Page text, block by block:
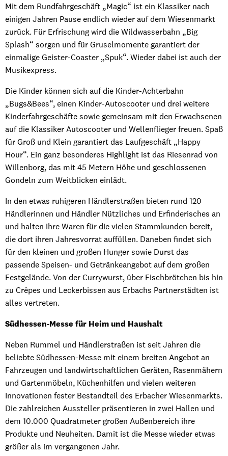
Mit dem Rundfahrgeschäft „Magic“ ist ein Klassiker nach
einigen Jahren Pause endlich wieder auf dem Wiesenmarkt
zurück. Für Erfrischung wird die Wildwasserbahn „Big
Splash“ sorgen und für Gruselmomente garantiert der
einmalige Geister-Coaster „Spuk“. Wieder dabei ist auch der
Musikexpress.
Die Kinder können sich auf die Kinder-Achterbahn
„Bugs&Bees“, einen Kinder-Autoscooter und drei weitere
Kinderfahrgeschäfte sowie gemeinsam mit den Erwachsenen
auf die Klassiker Autoscooter und Wellenflieger freuen. Spaß
für Groß und Klein garantiert das Laufgeschäft „Happy
Hour“. Ein ganz besonderes Highlight ist das Riesenrad von
Willenborg, das mit 45 Metern Höhe und geschlossenen
Gondeln zum Weitblicken einlädt.
In den etwas ruhigeren Händlerstraßen bieten rund 120
Händlerinnen und Händler Nützliches und Erfinderisches an
und halten ihre Waren für die vielen Stammkunden bereit,
die dort ihren Jahresvorrat auffüllen. Daneben findet sich
für den kleinen und großen Hunger sowie Durst das
passende Speisen- und Getränkeangebot auf dem großen
Festgelände. Von der Currywurst, über Fischbrötchen bis hin
zu Crêpes und Leckerbissen aus Erbachs Partnerstädten ist
alles vertreten.
Südhessen-Messe für Heim und Haushalt
Neben Rummel und Händlerstraßen ist seit Jahren die
beliebte Südhessen-Messe mit einem breiten Angebot an
Fahrzeugen und landwirtschaftlichen Geräten, Rasenmähern
und Gartenmöbeln, Küchenhilfen und vielen weiteren
Innovationen fester Bestandteil des Erbacher Wiesenmarkts.
Die zahlreichen Aussteller präsentieren in zwei Hallen und
dem 10.000 Quadratmeter großen Außenbereich ihre
Produkte und Neuheiten. Damit ist die Messe wieder etwas
größer als im vergangenen Jahr.